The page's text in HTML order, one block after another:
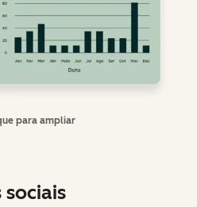
para ampliar
sociais